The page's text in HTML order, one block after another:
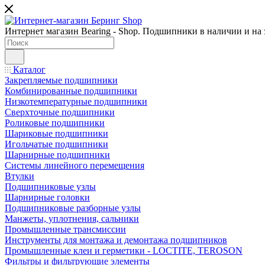
Интернет магазин Bearing - Shop. Подшипники в наличии и на
Каталог
Закрепляемые подшипники
Комбинированные подшипники
Низкотемпературные подшипники
Сверхточные подшипники
Роликовые подшипники
Шариковые подшипники
Игольчатые подшипники
Шарнирные подшипники
Системы линейного перемещения
Втулки
Подшипниковые узлы
Шарнирные головки
Подшипниковые разборные узлы
Манжеты, уплотнения, сальники
Промышленные трансмиссии
Инструменты для монтажа и демонтажа подшипников
Промышленные клеи и герметики - LOCTITE, TEROSON
Фильтры и фильтрующие элементы